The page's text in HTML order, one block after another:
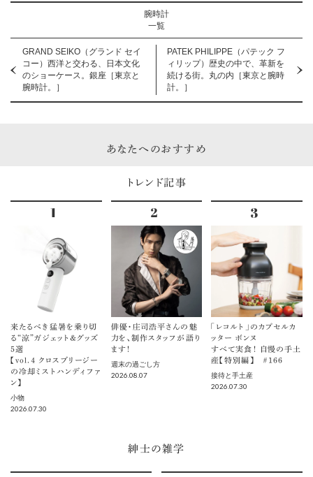
腕時計
一覧
GRAND SEIKO（グランド セイ
コー）西洋と交わる、日本文化
のショーケース。銀座［東京と
腕時計。］
PATEK PHILIPPE（パテック フ
ィリップ）歴史の中で、革新を
続ける街。丸の内［東京と腕時
計。］
あなたへのおすすめ
トレンド記事
来たるべき猛暑を乗り切
る“涼”ガジェット＆グッズ
5選
【vol.４ クロスブリージー
の冷却ミストハンディファ
ン】
小物
2026.07.30
俳優・庄司浩平さんの魅
力を、制作スタッフが語り
ます！
週末の過ごし方
2026.08.07
「レコルト」のカプセルカ
ッター ボンヌ
すべて実食！ 自慢の手土
産【特別編】 ＃166
接待と手土産
2026.07.30
紳士の雑学